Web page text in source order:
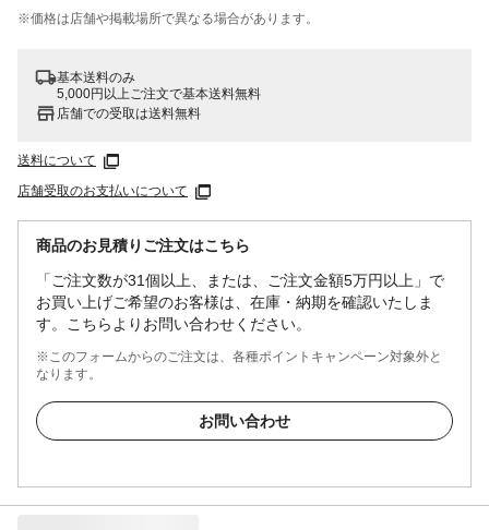
※価格は​店舗や​掲載場所で​異なる​場合が​あります。
基本送料のみ
5,000円以上ご注文で基本送料無料
店舗での受取は送料無料
送料について
店舗受取のお支払いについて
商品のお見積りご注文はこちら
「ご注文数が31個以上、または、ご注文金額5万円以上」で
お買い上げご希望のお客様は、在庫・納期を確認いたしま
す。こちらよりお問い合わせください。
※このフォームからのご注文は、各種ポイントキャンペーン対象外と
なります。
お問い合わせ